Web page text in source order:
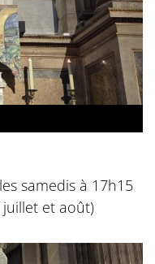
samedis à 17h15
juillet et août)